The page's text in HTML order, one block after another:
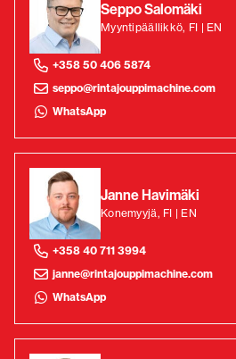
Seppo Salomäki
Myyntipäällikkö, FI | EN
+358 50 406 5874
seppo@rintajouppimachine.com
WhatsApp
Janne Havimäki
Konemyyjä, FI | EN
+358 40 711 3994
janne@rintajouppimachine.com
WhatsApp